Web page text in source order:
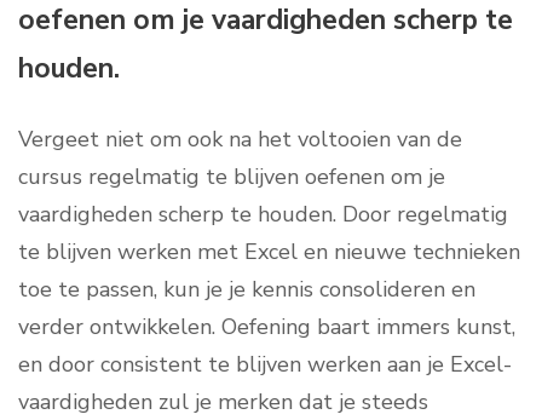
oefenen om je vaardigheden scherp te
houden.
Vergeet niet om ook na het voltooien van de
cursus regelmatig te blijven oefenen om je
vaardigheden scherp te houden. Door regelmatig
te blijven werken met Excel en nieuwe technieken
toe te passen, kun je je kennis consolideren en
verder ontwikkelen. Oefening baart immers kunst,
en door consistent te blijven werken aan je Excel-
vaardigheden zul je merken dat je steeds